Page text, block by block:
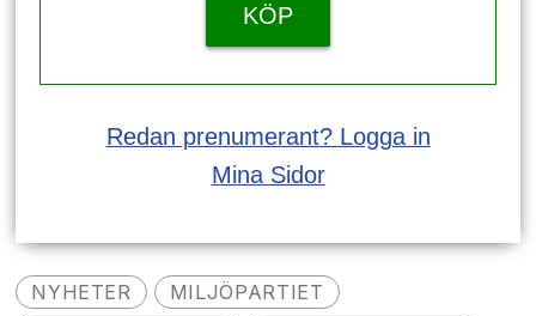
KÖP
Redan prenumerant? Logga in
Mina Sidor
NYHETER
MILJÖPARTIET